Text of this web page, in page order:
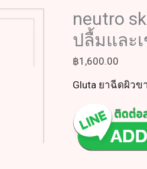
neutro
ปลื้มและ
฿1,600.00
Gluta ยาฉีดผิวข